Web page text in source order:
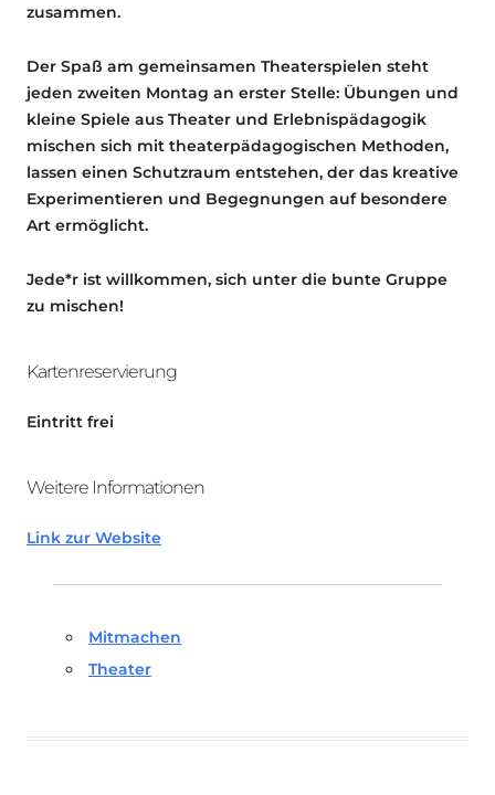
zusammen.
Der Spaß am gemeinsamen Theaterspielen steht
jeden zweiten Montag an erster Stelle: Übungen und
kleine Spiele aus Theater und Erlebnispädagogik
mischen sich mit theaterpädagogischen Methoden,
lassen einen Schutzraum entstehen, der das kreative
Experimentieren und Begegnungen auf besondere
Art ermöglicht.
Jede*r ist willkommen, sich unter die bunte Gruppe
zu mischen!
Kartenreservierung
Eintritt frei
Weitere Informationen
Link zur Website
Mitmachen
Theater